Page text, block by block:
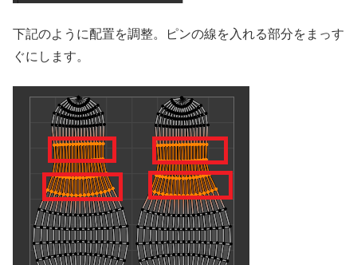
下記のように配置を調整。ピンの線を入れる部分をまっす
ぐにします。